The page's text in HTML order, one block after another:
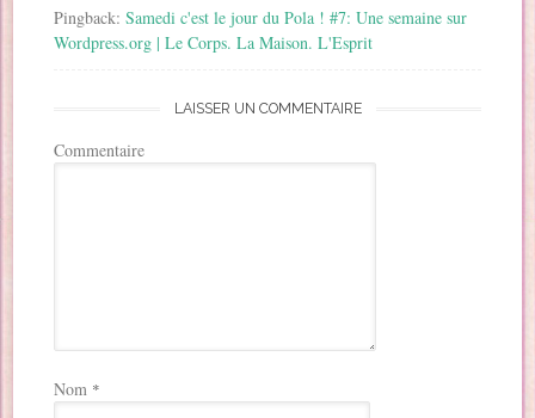
Pingback:Samedi c'est le jour du Pola ! #7: Une semaine sur
Wordpress.org | Le Corps. La Maison. L'Esprit
LAISSER UN COMMENTAIRE
Commentaire
Nom *